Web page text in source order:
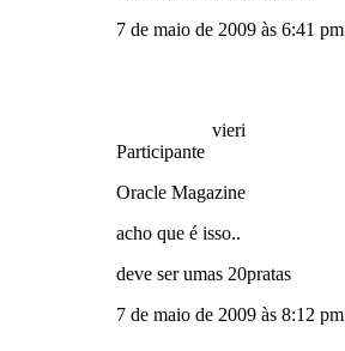
7 de maio de 2009 às 6:41 pm
vieri
Participante
Oracle Magazine
acho que é isso..
deve ser umas 20pratas
7 de maio de 2009 às 8:12 pm